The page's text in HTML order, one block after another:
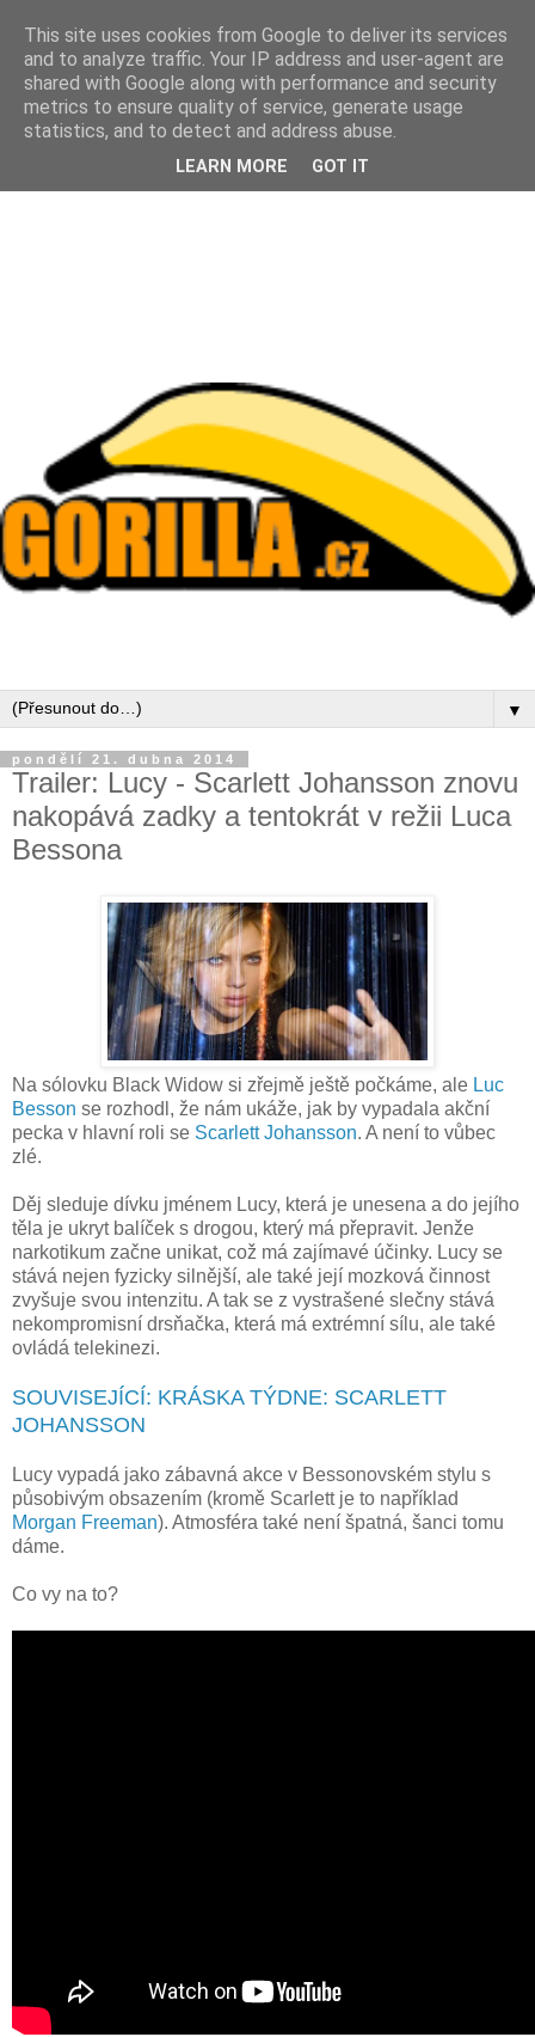
▼
pondělí 21. dubna 2014
Trailer: Lucy - Scarlett Johansson znovu
nakopává zadky a tentokrát v režii Luca
Bessona
Na sólovku Black Widow si zřejmě ještě počkáme, ale Luc
Besson se rozhodl, že nám ukáže, jak by vypadala akční
pecka v hlavní roli se Scarlett Johansson. A není to vůbec
zlé.
Děj sleduje dívku jménem Lucy, která je unesena a do jejího
těla je ukryt balíček s drogou, který má přepravit. Jenže
narkotikum začne unikat, což má zajímavé účinky. Lucy se
stává nejen fyzicky silnější, ale také její mozková činnost
zvyšuje svou intenzitu. A tak se z vystrašené slečny stává
nekompromisní drsňačka, která má extrémní sílu, ale také
ovládá telekinezi.
SOUVISEJÍCÍ: KRÁSKA TÝDNE: SCARLETT
JOHANSSON
Lucy vypadá jako zábavná akce v Bessonovském stylu s
působivým obsazením (kromě Scarlett je to například
Morgan Freeman). Atmosféra také není špatná, šanci tomu
dáme.
Co vy na to?
This site uses cookies from Google to deliver its services
and to analyze traffic. Your IP address and user-agent are
shared with Google along with performance and security
metrics to ensure quality of service, generate usage
statistics, and to detect and address abuse.
LEARN MORE GOT IT